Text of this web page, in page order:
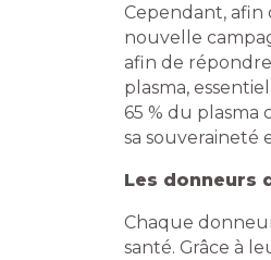
Cependant, afin
nouvelle
afin de
plasma,
65 % du plasma
sa souveraineté
Les donneurs
Chaque
santé. Grâce à